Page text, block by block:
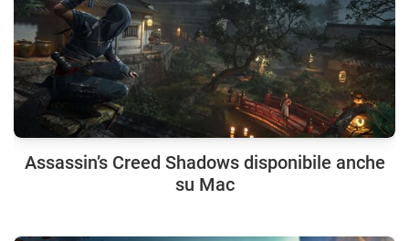
Assassin’s Creed Shadows disponibile anche
su Mac